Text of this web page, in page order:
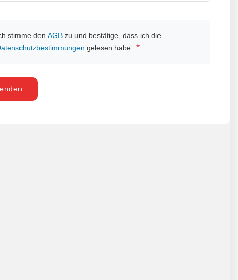
stimme den AGBzu und bestätige, dass ich die
gelesen habe. *